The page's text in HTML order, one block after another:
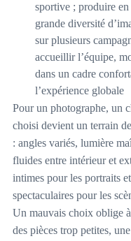
sportive ; produire
grande diversité
sur plusieurs
accueillir l’équipe,
dans un cadre
l’expérience globale
Pour un photographe, un
choisi devient un terrain
: angles variés, lumière
fluides entre intérieur et
intimes pour les portraits
spectaculaires pour les
Un mauvais choix oblige
des pièces trop petites,